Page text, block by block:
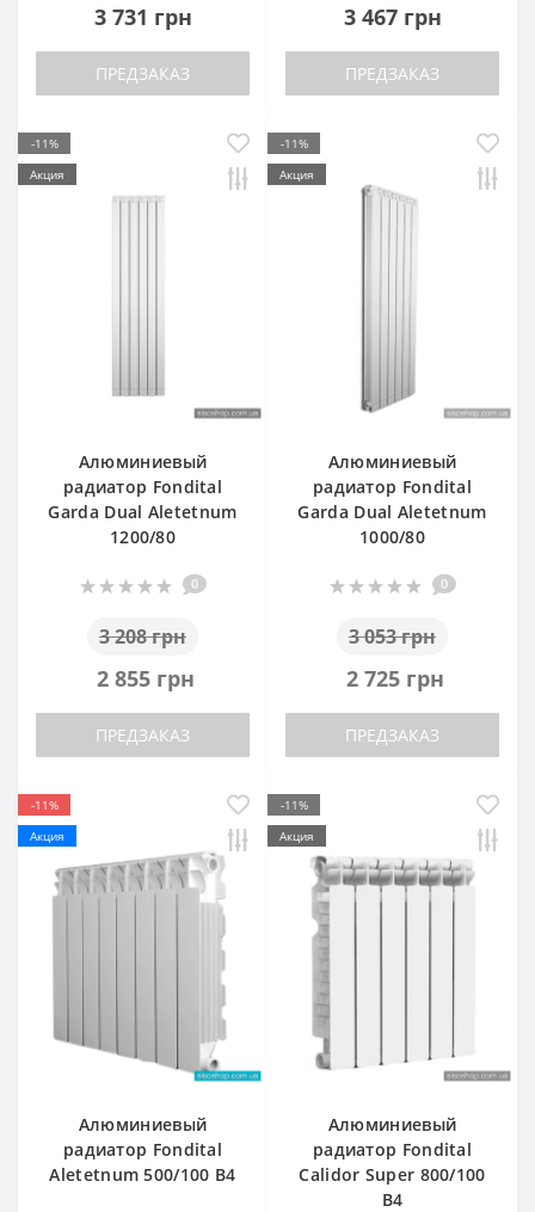
3 731 грн
ПРЕДЗАКАЗ
3 467 грн
ПРЕДЗАКАЗ
-11%
Акция
Алюминиевый
радиатор Fondital
Garda Dual Aletetnum
1200/80
0
3 208 грн
2 855 грн
ПРЕДЗАКАЗ
-11%
Акция
Алюминиевый
радиатор Fondital
Garda Dual Aletetnum
1000/80
0
3 053 грн
2 725 грн
ПРЕДЗАКАЗ
-11%
Акция
Алюминиевый
радиатор Fondital
Aletetnum 500/100 B4
-11%
Акция
Алюминиевый
радиатор Fondital
Calidor Super 800/100
В4